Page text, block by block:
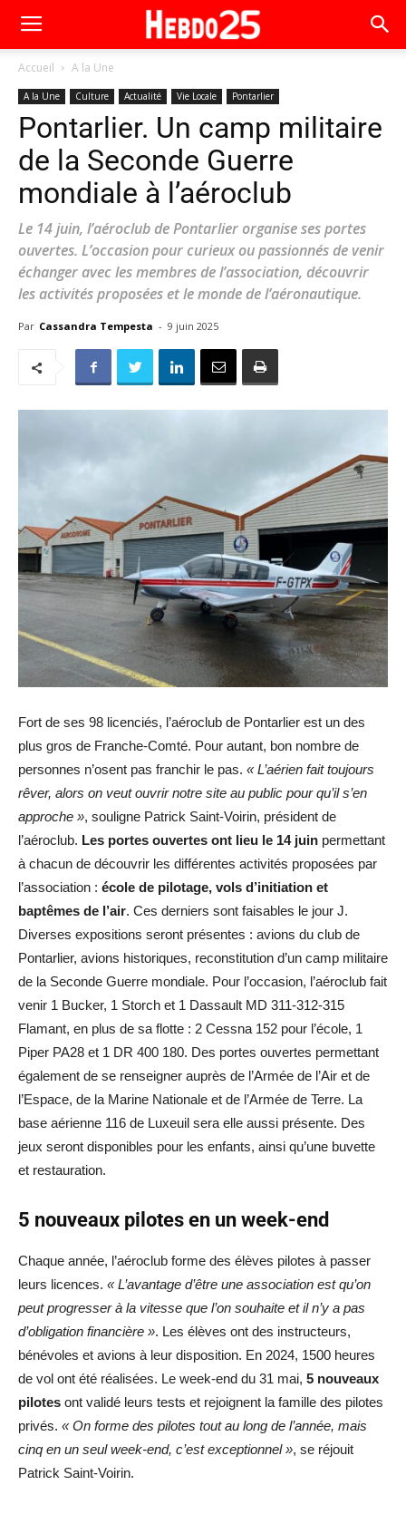
Accueil A la Une
A la Une Culture Actualité Vie Locale Pontarlier
Pontarlier. Un camp militaire
de la Seconde Guerre
mondiale à l’aéroclub
Le 14 juin, l’aéroclub de Pontarlier organise ses portes
ouvertes. L’occasion pour curieux ou passionnés de venir
échanger avec les membres de l’association, découvrir
les activités proposées et le monde de l’aéronautique.
Par Cassandra Tempesta - 9 juin 2025
Fort de ses 98 licenciés, l’aéroclub de Pontarlier est un des
plus gros de Franche-Comté. Pour autant, bon nombre de
personnes n’osent pas franchir le pas. « L’aérien fait toujours
rêver, alors on veut ouvrir notre site au public pour qu’il s’en
approche », souligne Patrick Saint-Voirin, président de
l’aéroclub. Les portes ouvertes ont lieu le 14 juin permettant
à chacun de découvrir les différentes activités proposées par
l’association : école de pilotage, vols d’initiation et
baptêmes de l’air. Ces derniers sont faisables le jour J.
Diverses expositions seront présentes : avions du club de
Pontarlier, avions historiques, reconstitution d’un camp militaire
de la Seconde Guerre mondiale. Pour l’occasion, l’aéroclub fait
venir 1 Bucker, 1 Storch et 1 Dassault MD 311-312-315
Flamant, en plus de sa flotte : 2 Cessna 152 pour l’école, 1
Piper PA28 et 1 DR 400 180. Des portes ouvertes permettant
également de se renseigner auprès de l’Armée de l’Air et de
l’Espace, de la Marine Nationale et de l’Armée de Terre. La
base aérienne 116 de Luxeuil sera elle aussi présente. Des
jeux seront disponibles pour les enfants, ainsi qu’une buvette
et restauration.
5 nouveaux pilotes en un week-end
Chaque année, l’aéroclub forme des élèves pilotes à passer
leurs licences. « L’avantage d’être une association est qu’on
peut progresser à la vitesse que l’on souhaite et il n’y a pas
d’obligation financière ». Les élèves ont des instructeurs,
bénévoles et avions à leur disposition. En 2024, 1500 heures
de vol ont été réalisées. Le week-end du 31 mai, 5 nouveaux
pilotes ont validé leurs tests et rejoignent la famille des pilotes
privés. « On forme des pilotes tout au long de l’année, mais
cinq en un seul week-end, c’est exceptionnel », se réjouit
Patrick Saint-Voirin.